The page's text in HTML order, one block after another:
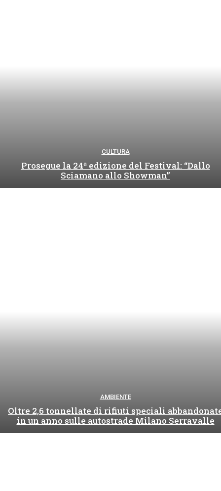
CULTURA
Prosegue la 24ª edizione del Festival: “Dallo
Sciamano allo Showman”
AMBIENTE
Oltre 2,6 tonnellate di rifiuti speciali
in un anno sulle autostrade Milano Serravalle